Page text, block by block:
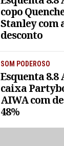
copo
Stanley com
desconto
SOM PODEROSO
Esquenta 8.8
caixa
AIWA com
48%